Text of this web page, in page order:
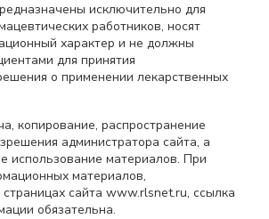
исключительно для
работников, носят
характер и не должны
для принятия
о применении лекарственных
копирование, распространение
администратора сайта, а
использование материалов. При
материалов,
сайта www.rlsnet.ru, ссылка
обязательна.